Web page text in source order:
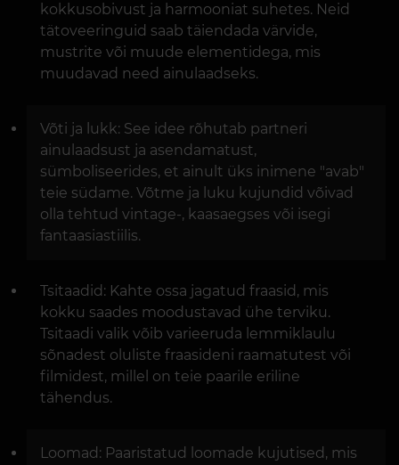
kokkusobivust ja harmooniat suhetes. Neid
tätoveeringuid saab täiendada värvide,
mustrite või muude elementidega, mis
muudavad need ainulaadseks.
Võti ja lukk: See idee rõhutab partneri
ainulaadsust ja asendamatust,
sümboliseerides, et ainult üks inimene "avab"
teie südame. Võtme ja luku kujundid võivad
olla tehtud vintage-, kaasaegses või isegi
fantaasiastiilis.
Tsitaadid: Kahte ossa jagatud fraasid, mis
kokku saades moodustavad ühe terviku.
Tsitaadi valik võib varieeruda lemmiklaulu
sõnadest oluliste fraasideni raamatutest või
filmidest, millel on teie paarile eriline
tähendus.
Loomad: Paaristatud loomade kujutised, mis